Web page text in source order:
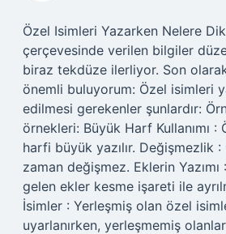
Özel Isimleri Yazarken Nelere
çerçevesinde verilen bilgiler
biraz tekdüze ilerliyor. Son olarak
önemli buluyorum: Özel isimleri
edilmesi gerekenler şunlardır:
örnekleri: Büyük Harf Kullanımı :
harfi büyük yazılır. Değişmezlik
zaman değişmez. Eklerin
gelen ekler kesme işareti ile
İsimler : Yerleşmiş olan özel
uyarlanırken, yerleşmemiş